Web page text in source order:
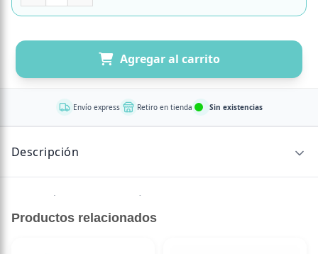
Agregar al carrito
Envío express Retiro en tienda Sin existencias
Descripción
He aquí las primeras Albóndigas de Hongos del Mundo.
Una sabrosa mezcla de champiñones y shiitakes asados
Productos relacionados